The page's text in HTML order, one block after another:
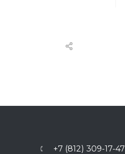
+7 (812) 309-17-47